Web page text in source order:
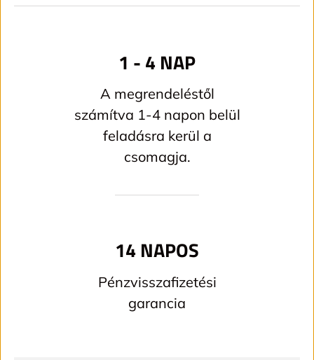
1 - 4 NAP
A megrendeléstől
számítva 1-4 napon belül
feladásra kerül a
csomagja.
14 NAPOS
Pénzvisszafizetési
garancia